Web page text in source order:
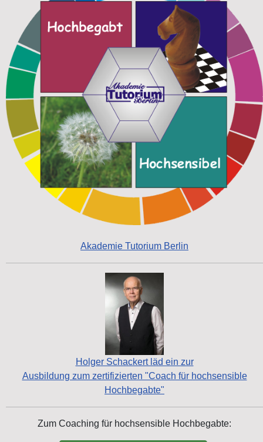
Akademie Tutorium Berlin
Holger Schackert läd ein zur
Ausbildung zum zertifizierten "Coach für hochsensible
Hochbegabte"
Zum Coaching für hochsensible Hochbegabte: